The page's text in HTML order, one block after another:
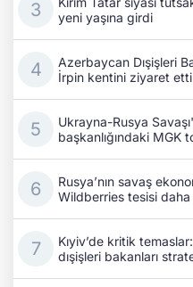
yeni yaşına girdi
Azerbaycan Dışişleri
İrpin kentini ziyaret etti
Ukrayna-Rusya
başkanlığındaki MGK
Rusya’nın savaş
Wildberries tesisi
Kıyiv’de kritik
dışişleri bakanları